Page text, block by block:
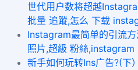
世代用户数将超越
批量 追蹤,怎么 下载
Instagram最简单的引流
照片,超級 粉絲
新手如何玩转Ins广告?(